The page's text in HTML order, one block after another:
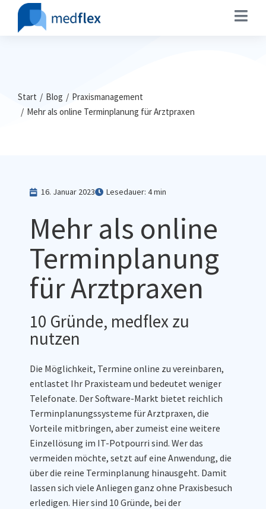
Sie befinden sich hier:
Start Blog
Praxismanagement
Mehr als online Terminplanung für Arztpraxen​
16. Januar 2023 Lesedauer: 4 min
Mehr als online
Terminplanung
für Arztpraxen
10 Gründe, medflex zu
nutzen
Die Möglichkeit, Termine online zu vereinbaren,
entlastet Ihr Praxisteam und bedeutet weniger
Telefonate. Der Software-Markt bietet reichlich
Terminplanungssysteme für Arztpraxen, die
Vorteile mitbringen, aber zumeist eine weitere
Einzellösung im IT-Potpourri sind. Wer das
vermeiden möchte, setzt auf eine Anwendung, die
über die reine Terminplanung hinausgeht. Damit
lassen sich viele Anliegen ganz ohne Praxisbesuch
erledigen. Hier sind 10 Gründe, bei der